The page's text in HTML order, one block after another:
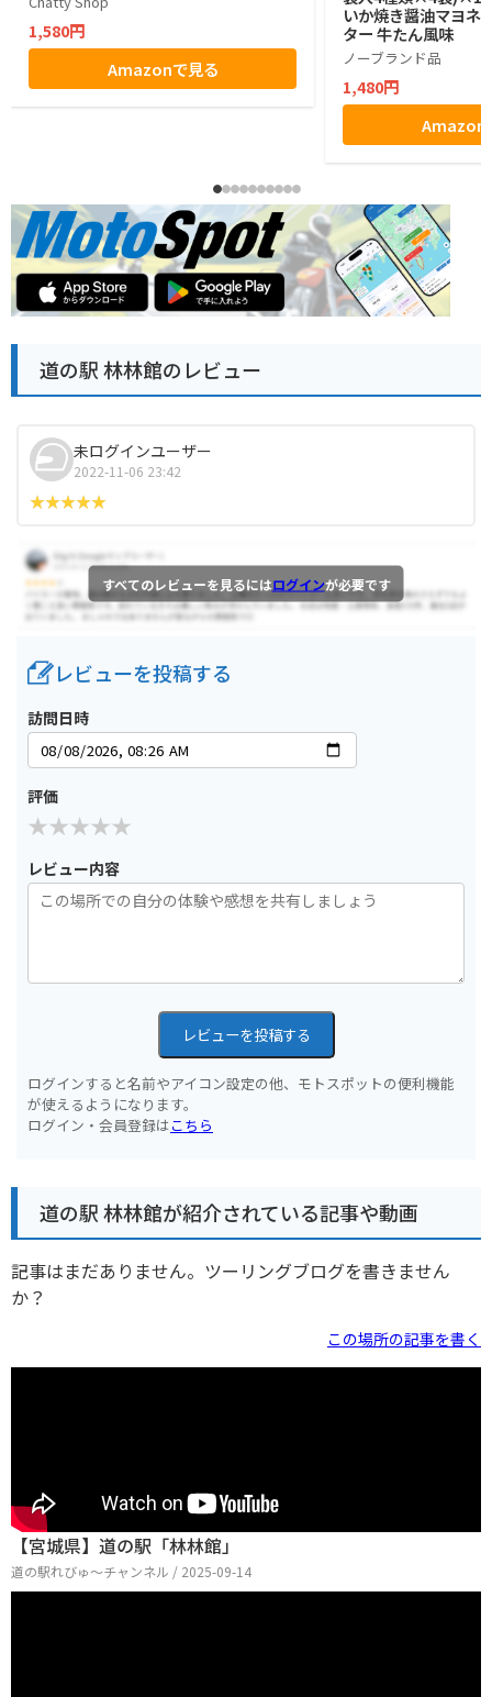
1,580円
Amazonで見る
いか焼き醤油マヨネ
ター 牛たん風味
ノーブランド品
1,480円
Amazon
道の駅 林林館のレビュー
未ログインユーザー
2022-11-06 23:42
すべてのレビューを見るにはログインが必要です
レビューを投稿する
訪問日時
評価
レビュー内容
レビューを投稿する
ログインすると名前やアイコン設定の他、モトスポットの便利機能
が使えるようになります。
ログイン・会員登録はこちら
道の駅 林林館が紹介されている記事や動画
記事はまだありません。ツーリングブログを書きません
か？
この場所の記事を書く
【宮城県】道の駅「林林館」
道の駅れびゅ〜チャンネル / 2025-09-14